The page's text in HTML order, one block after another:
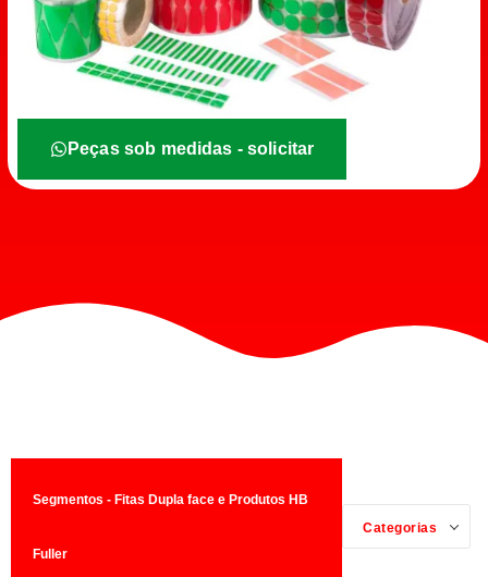
Peças sob medidas - solicitar
Segmentos - Fitas Dupla face e Produtos HB
Fuller
Categorias